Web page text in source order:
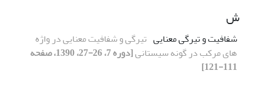
ش
شفافیت و تیرگی معنایی تیرگی و شفافیت معنایی در واژه
های مرکب در گونه سیستانی
[دوره 7، 26-27، 1390، صفحه
111-121]